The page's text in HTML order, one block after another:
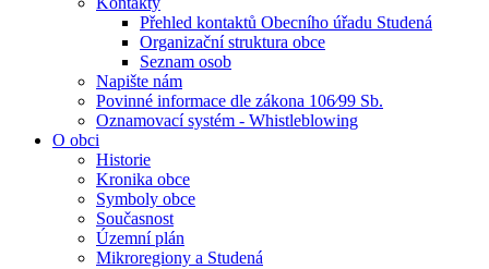
Přehled kontaktů Obecního úřadu Studená
Organizační struktura obce
Seznam osob
Napište nám
Povinné informace dle zákona 106⁄99 Sb.
Oznamovací systém - Whistleblowing
O obci
Historie
Kronika obce
Symboly obce
Současnost
Územní plán
Mikroregiony a Studená